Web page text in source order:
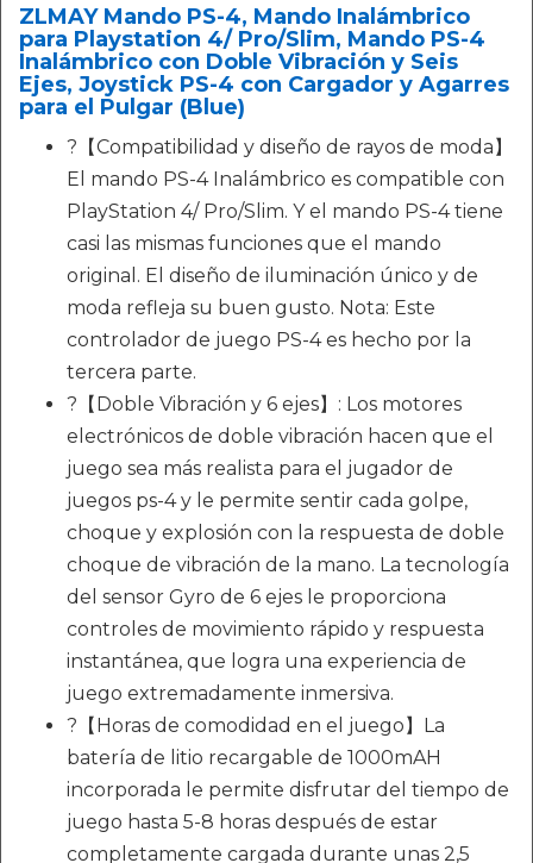
ZLMAY Mando PS-4, Mando Inalámbrico
para Playstation 4/ Pro/Slim, Mando PS-4
Inalámbrico con Doble Vibración y Seis
Ejes, Joystick PS-4 con Cargador y Agarres
para el Pulgar (Blue)
?【Compatibilidad y diseño de rayos de moda】
El mando PS-4 Inalámbrico es compatible con
PlayStation 4/ Pro/Slim. Y el mando PS-4 tiene
casi las mismas funciones que el mando
original. El diseño de iluminación único y de
moda refleja su buen gusto. Nota: Este
controlador de juego PS-4 es hecho por la
tercera parte.
?【Doble Vibración y 6 ejes】: Los motores
electrónicos de doble vibración hacen que el
juego sea más realista para el jugador de
juegos ps-4 y le permite sentir cada golpe,
choque y explosión con la respuesta de doble
choque de vibración de la mano. La tecnología
del sensor Gyro de 6 ejes le proporciona
controles de movimiento rápido y respuesta
instantánea, que logra una experiencia de
juego extremadamente inmersiva.
?【Horas de comodidad en el juego】La
batería de litio recargable de 1000mAH
incorporada le permite disfrutar del tiempo de
juego hasta 5-8 horas después de estar
completamente cargada durante unas 2,5